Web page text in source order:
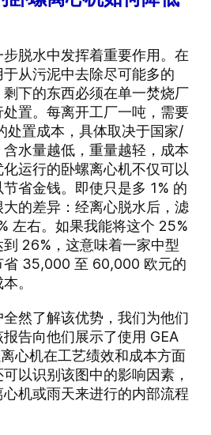
脱水中发挥着重要作用。在
从污泥中去除尽可能多的
下的东西必须在单一焚烧厂
置。每离开工厂一吨，需要
处置成本，具体取决于国家/
水量越低，重量越轻，成本
运行的卧螺离心机不仅可以
省金钱。即使只是多 1% 的
的差异：经离心脱水后，滤
左右。如果我能将这个 25%
26%，这意味着一家中型
省 35,000 至 60,000 欧元的
。
然了解该优势，我们为他们
告向他们展示了使用 GEA
心机在工艺绩效和成本方面
以识别该图中的影响因素，
机或雨天来进行的内部流程